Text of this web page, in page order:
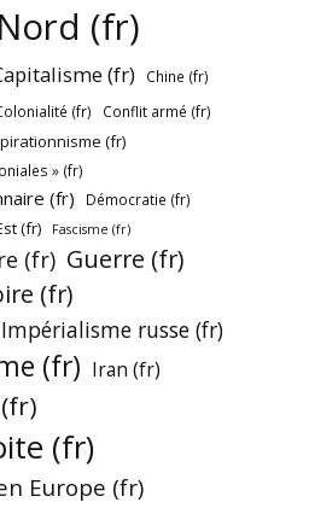
(fr)
(fr) Chine (fr)
(fr) Conflit armé (fr)
(fr)
» (fr)
(fr) Démocratie (fr)
(fr) Fascisme (fr)
(fr) Guerre (fr)
(fr)
Impérialisme russe (fr)
(fr) Iran (fr)
(fr)
Europe (fr)